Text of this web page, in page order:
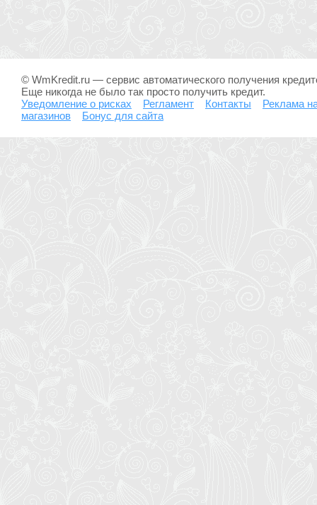
© WmKredit.ru — сервис автоматического получения
Еще никогда не было так просто получить кредит.
Уведомление о рисках
Регламент Контакты
Реклама
магазинов
Бонус для сайта